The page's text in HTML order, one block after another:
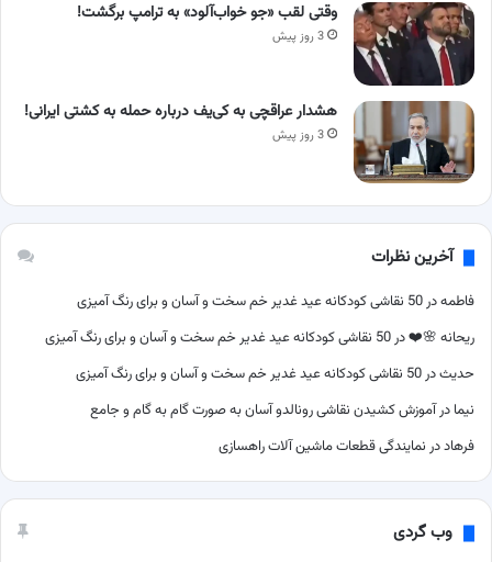
وقتی لقب «جو خواب‌آلود» به ترامپ برگشت!
3 روز پیش
هشدار عراقچی به کی‌یف درباره حمله به کشتی ایرانی!
3 روز پیش
آخرین نظرات
فاطمهدر50 نقاشی کودکانه عید غدیر خم سخت و آسان و برای رنگ آمیزی
ریحانه 🌸❤️در50 نقاشی کودکانه عید غدیر خم سخت و آسان و برای رنگ آمیزی
حدیثدر50 نقاشی کودکانه عید غدیر خم سخت و آسان و برای رنگ آمیزی
نیما درآموزش کشیدن نقاشی رونالدو آسان به صورت گام به گام و جامع
فرهاددر نمایندگی قطعات ماشین آلات راهسازی
وب گردی